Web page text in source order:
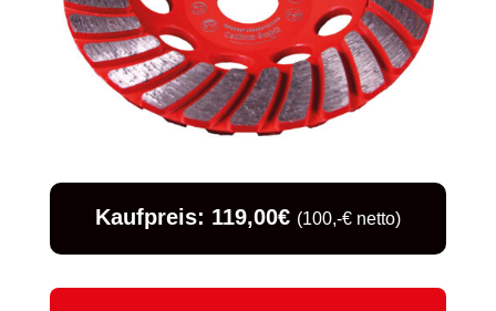
Kaufpreis: 119,00€ (100,-€ netto)